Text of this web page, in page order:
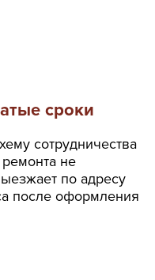
сроки
сотрудничества
не
по адресу
после оформления